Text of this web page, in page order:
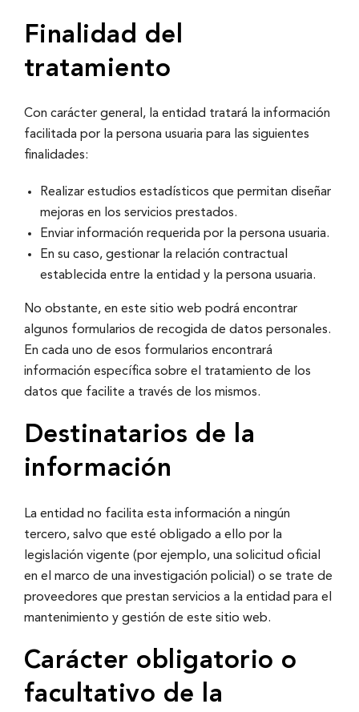
Finalidad del
tratamiento
Con carácter general, la entidad tratará la información
facilitada por la persona usuaria para las siguientes
finalidades:
Realizar estudios estadí­sticos que permitan diseñar
mejoras en los servicios prestados.
Enviar información requerida por la persona usuaria.
En su caso, gestionar la relación contractual
establecida entre la entidad y la persona usuaria.
No obstante, en este sitio web podrá encontrar
algunos formularios de recogida de datos personales.
En cada uno de esos formularios encontrará
información especí­fica sobre el tratamiento de los
datos que facilite a través de los mismos.
Destinatarios de la
información
La entidad no facilita esta información a ningún
tercero, salvo que esté obligado a ello por la
legislación vigente (por ejemplo, una solicitud oficial
en el marco de una investigación policial) o se trate de
proveedores que prestan servicios a la entidad para el
mantenimiento y gestión de este sitio web.
Carácter obligatorio o
facultativo de la